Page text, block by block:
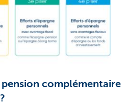
complémentaire